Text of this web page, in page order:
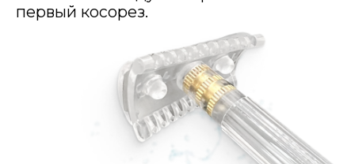
лезвие обладает достаточной
не прогибается при
соприкосновении со сбриваемой
поверхностью, не вибрирует
и скользит более плавно.